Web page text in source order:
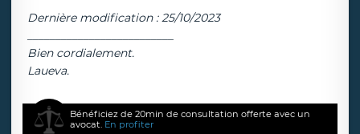
Dernière modification : 25/10/2023
Bien cordialement.
Laueva.
Bénéficiez de 20min de consultation offerte avec un
avocat. En profiter